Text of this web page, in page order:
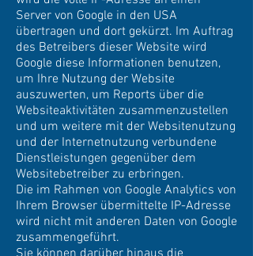
Server von Google in den USA
übertragen und dort gekürzt. Im Auftrag
des Betreibers dieser Website wird
Google diese Informationen benutzen,
um Ihre Nutzung der Website
auszuwerten, um Reports über die
Websiteaktivitäten zusammenzustellen
und um weitere mit der Websitenutzung
und der Internetnutzung verbundene
Dienstleistungen gegenüber dem
Websitebetreiber zu erbringen.
Die im Rahmen von Google Analytics von
Ihrem Browser übermittelte IP-Adresse
wird nicht mit anderen Daten von Google
zusammengeführt.